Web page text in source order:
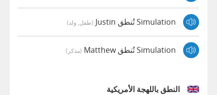
Simulation تُنطق Justin (طفل, ولد)
Simulation تُنطق Matthew (مذكر)
النطق باللهجة الأمريكية